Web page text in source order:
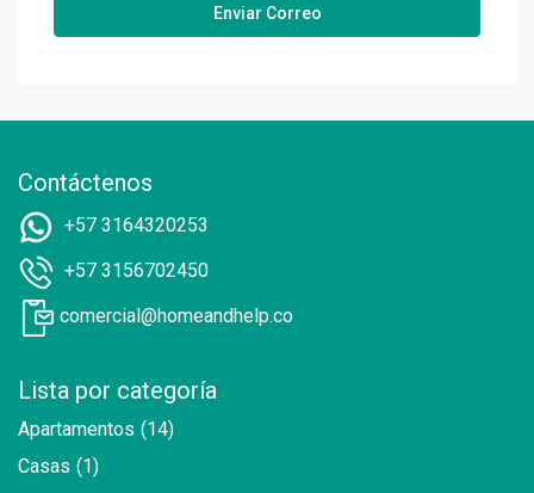
Contáctenos
+57 3164320253
+57 3156702450
comercial@homeandhelp.co
Lista por categoría
Apartamentos (14)
Casas (1)